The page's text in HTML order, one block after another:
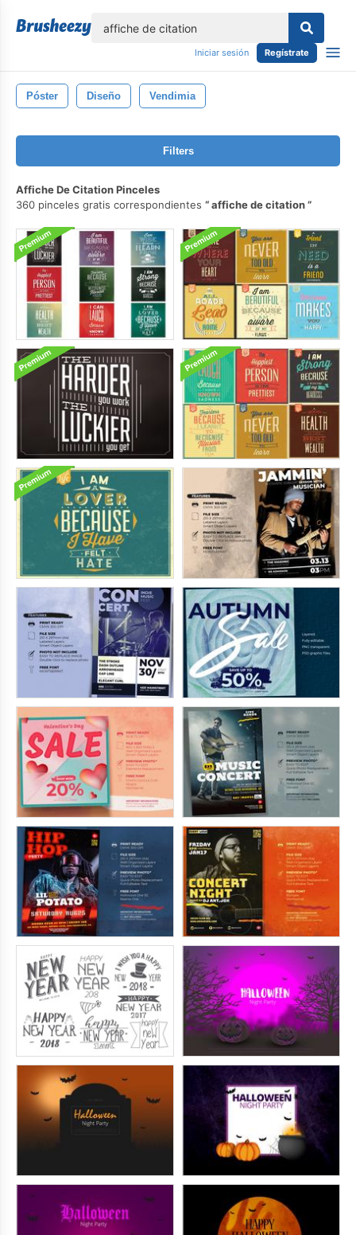
Iniciar sesión Regístrate
Póster Diseño Vendimia
Filters
Affiche De Citation Pinceles
360 pinceles gratis correspondientes
affiche de citation